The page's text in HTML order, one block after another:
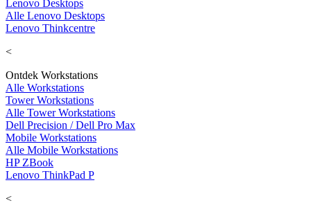
Lenovo Desktops
Alle Lenovo Desktops
Lenovo Thinkcentre
<
Ontdek Workstations
Alle Workstations
Tower Workstations
Alle Tower Workstations
Dell Precision / Dell Pro Max
Mobile Workstations
Alle Mobile Workstations
HP ZBook
Lenovo ThinkPad P
<